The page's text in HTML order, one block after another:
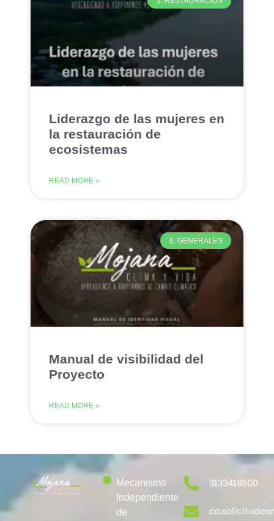
Liderazgo de las mujeres en
la restauración de
ecosistemas
READ MORE »
6. GENERALES
Manual de visibilidad del
Proyecto
READ MORE »
Mecanismo
Independiente
de
3133416500